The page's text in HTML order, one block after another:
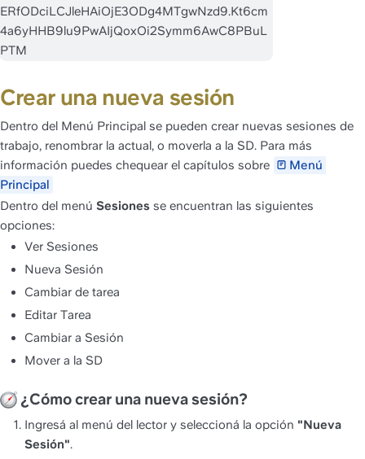
Crear una nueva sesión
Dentro del Menú Principal se pueden crear nuevas sesiones de
trabajo, renombrar la actual, o moverla a la SD. Para más
información puedes chequear el capítulos sobre
Menú
Principal
Dentro del menú Sesiones se encuentran las siguientes
opciones:
Ver Sesiones
Nueva Sesión
Cambiar de tarea
Editar Tarea
Cambiar a Sesión
Mover a la SD
¿Cómo crear una nueva sesión?
Ingresá al menú del lector y seleccioná la opción "Nueva
Sesión".